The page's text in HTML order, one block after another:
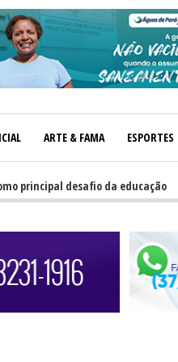
ARTE & FAMA ESPORTES
desafio da educação